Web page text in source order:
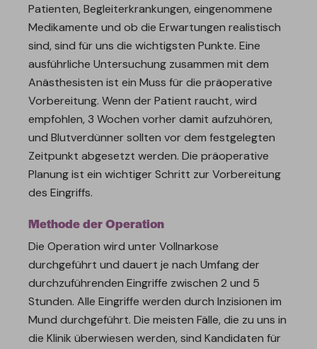
Patienten, Begleiterkrankungen, eingenommene
Medikamente und ob die Erwartungen realistisch
sind, sind für uns die wichtigsten Punkte. Eine
ausführliche Untersuchung zusammen mit dem
Anästhesisten ist ein Muss für die präoperative
Vorbereitung. Wenn der Patient raucht, wird
empfohlen, 3 Wochen vorher damit aufzuhören,
und Blutverdünner sollten vor dem festgelegten
Zeitpunkt abgesetzt werden. Die präoperative
Planung ist ein wichtiger Schritt zur Vorbereitung
des Eingriffs.
Methode der Operation
Die Operation wird unter Vollnarkose
durchgeführt und dauert je nach Umfang der
durchzuführenden Eingriffe zwischen 2 und 5
Stunden. Alle Eingriffe werden durch Inzisionen im
Mund durchgeführt. Die meisten Fälle, die zu uns in
die Klinik überwiesen werden, sind Kandidaten für